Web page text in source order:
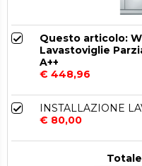
Questo articolo:
Lavastoviglie
A++
€ 448,96
INSTALLAZIONE
€ 80,00